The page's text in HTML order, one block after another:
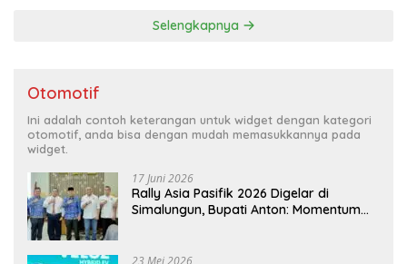
Selengkapnya
Otomotif
Ini adalah contoh keterangan untuk widget dengan kategori
otomotif, anda bisa dengan mudah memasukkannya pada
widget.
17 Juni 2026
Rally Asia Pasifik 2026 Digelar di
Simalungun, Bupati Anton: Momentum
23 Mei 2026